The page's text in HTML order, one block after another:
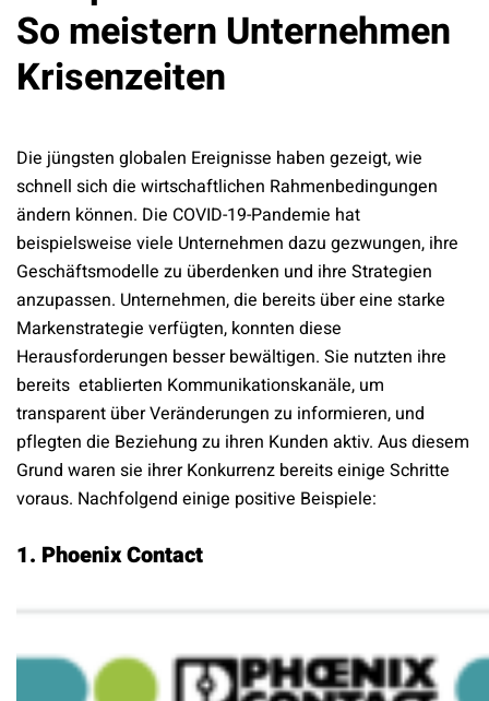
So meistern Unternehmen
Krisenzeiten
Die jüngsten globalen Ereignisse haben gezeigt, wie
schnell sich die wirtschaftlichen Rahmenbedingungen
ändern können. Die COVID-19-Pandemie hat
beispielsweise viele Unternehmen dazu gezwungen, ihre
Geschäftsmodelle zu überdenken und ihre Strategien
anzupassen. Unternehmen, die bereits über eine starke
Markenstrategie verfügten, konnten diese
Herausforderungen besser bewältigen. Sie nutzten ihre
bereits etablierten Kommunikationskanäle, um
transparent über Veränderungen zu informieren, und
pflegten die Beziehung zu ihren Kunden aktiv. Aus diesem
Grund waren sie ihrer Konkurrenz bereits einige Schritte
voraus. Nachfolgend einige positive Beispiele:
1. Phoenix Contact